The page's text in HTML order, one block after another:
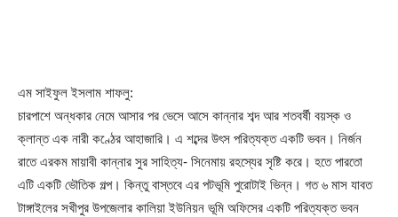
এম সাইফুল ইসলাম শাফলু:
চারপাশে অন্ধকার নেমে আসার পর ভেসে আসে কান্নার শব্দ আর শতবর্ষী বয়স্ক ও
ক্লান্ত এক নারী কণ্ঠের আহাজারি। এ শব্দের উৎস পরিত্যক্ত একটি ভবন। নির্জন
রাতে এরকম মায়াবী কান্নার সুর সাহিত্য- সিনেমায় রহস্যের সৃষ্টি করে। হতে পারতো
এটি একটি ভৌতিক গল্প। কিন্তু বাস্তবে এর পটভূমি পুরোটাই ভিন্ন। গত ৬ মাস যাবত
টাঙ্গাইলের সখীপুর উপজেলার কালিয়া ইউনিয়ন ভূমি অফিসের একটি পরিত্যক্ত ভবন